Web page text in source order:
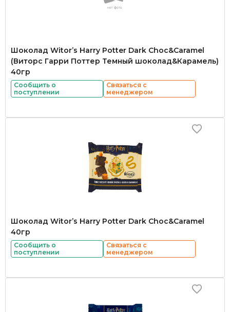
Шоколад Witor’s Harry Potter Dark Choc&Caramel
(Виторс Гарри Поттер Темный шоколад&Карамель)
40гр
Сообщить о
поступлении
Связаться с
менеджером
Шоколад Witor’s Harry Potter Dark Choc&Caramel
40гр
Сообщить о
поступлении
Связаться с
менеджером